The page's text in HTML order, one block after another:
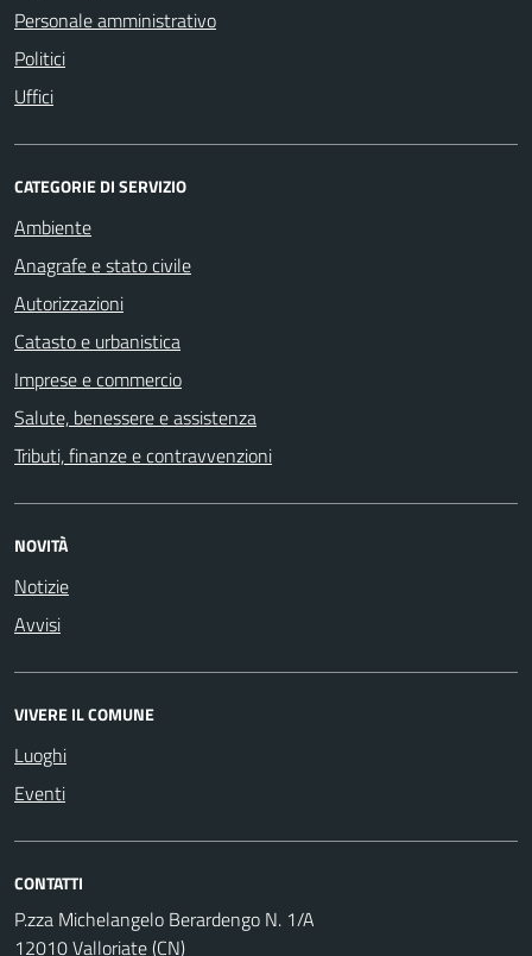
Personale amministrativo
Politici
Uffici
CATEGORIE DI SERVIZIO
Ambiente
Anagrafe e stato civile
Autorizzazioni
Catasto e urbanistica
Imprese e commercio
Salute, benessere e assistenza
Tributi, finanze e contravvenzioni
NOVITÀ
Notizie
Avvisi
VIVERE IL COMUNE
Luoghi
Eventi
CONTATTI
P.zza Michelangelo Berardengo N. 1/A
12010 Valloriate (CN)